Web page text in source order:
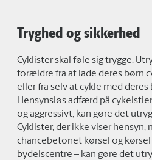
Tryghed og sikkerhed
Cyklister skal føle sig trygge.
forældre fra at lade deres børn
eller fra selv at cykle med
Hensynsløs adfærd på
og aggressivt, kan gøre det
Cyklister, der ikke viser hensyn,
chancebetonet kørsel og
bydelscentre – kan gøre det